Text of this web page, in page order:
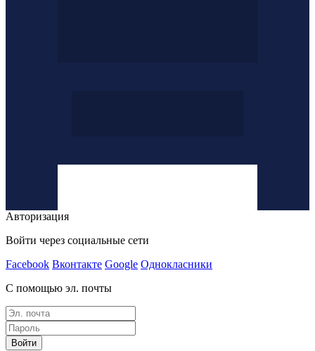
Авторизация
Войти через социальные сети
Facebook Вконтакте Google Однокласники
С помощью эл. почты
Войти